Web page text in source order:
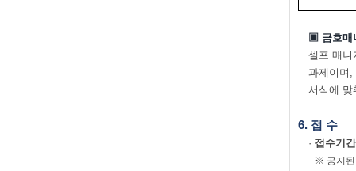
▣ 금호매
셀프 매니
과제이며 ,
서식에 맞
6. 접 수
· 접수기간
※ 공지된